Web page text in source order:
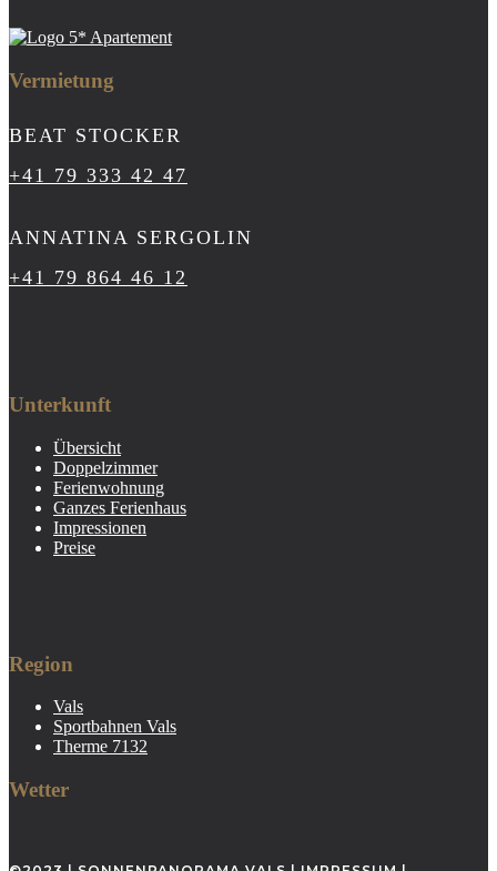
Vermietung
BEAT STOCKER
+41 79 333 42 47
ANNATINA SERGOLIN
+41 79 864 46 12
Unterkunft
Übersicht
Doppelzimmer
Ferienwohnung
Ganzes Ferienhaus
Impressionen
Preise
Region
Vals
Sportbahnen Vals
Therme 7132
Wetter